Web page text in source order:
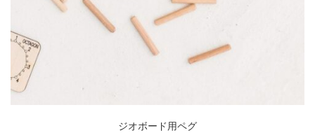
ジオボード用ペグ